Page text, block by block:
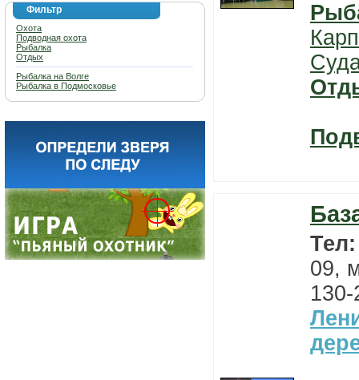
Фильтр
Охота
Подводная охота
Рыбалка
Отдых
Рыбалка на Волге
Рыбалка в Подмосковье
09,